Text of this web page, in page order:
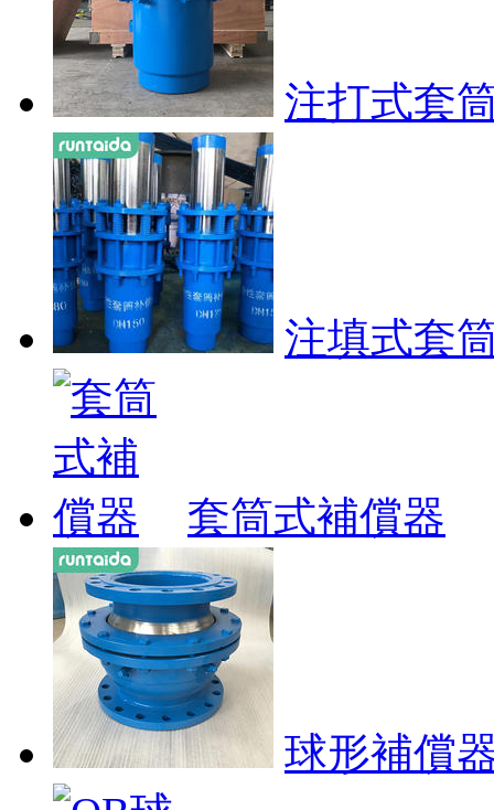
注打式套
注填式套
套筒式補償器
球形補償